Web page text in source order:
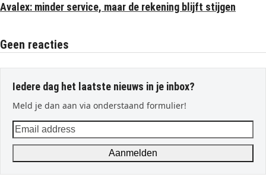
Avalex: minder service, maar de rekening blijft stijgen
Geen reacties
Iedere dag het laatste nieuws in je inbox?
Meld je dan aan via onderstaand formulier!
Email
address
Aanmelden